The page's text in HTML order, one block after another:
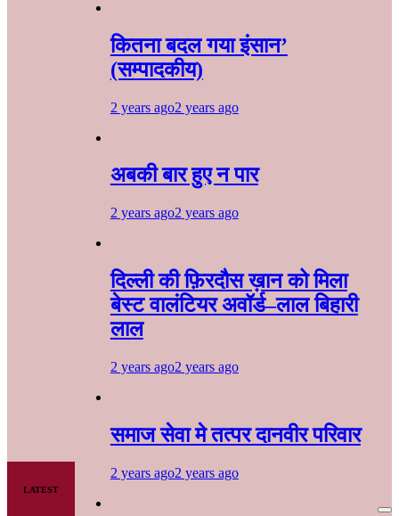
LATEST
कितना बदल गया इंसान’
(सम्पादकीय)
2 years ago2 years ago
अबकी बार हुए न पार
2 years ago2 years ago
दिल्ली की फ़िरदौस ख़ान को मिला
बेस्ट वालंटियर अवॉर्ड–लाल बिहारी
लाल
2 years ago2 years ago
समाज सेवा मे तत्पर दानवीर परिवार
2 years ago2 years ago